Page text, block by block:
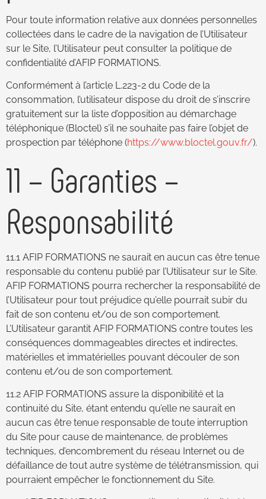
Pour toute information relative aux données personnelles
collectées dans le cadre de la navigation de l’Utilisateur
sur le Site, l’Utilisateur peut consulter la politique de
confidentialité d’AFIP FORMATIONS.
Conformément à l’article L.223-2 du Code de la
consommation, l’utilisateur dispose du droit de s’inscrire
gratuitement sur la liste d’opposition au démarchage
téléphonique (Bloctel) s’il ne souhaite pas faire l’objet de
prospection par téléphone (https://www.bloctel.gouv.fr/).
11 – Garanties –
Responsabilité
11.1 AFIP FORMATIONS ne saurait en aucun cas être tenue
responsable du contenu publié par l’Utilisateur sur le Site.
AFIP FORMATIONS pourra rechercher la responsabilité de
l’Utilisateur pour tout préjudice qu’elle pourrait subir du
fait de son contenu et/ou de son comportement.
L’Utilisateur garantit AFIP FORMATIONS contre toutes les
conséquences dommageables directes et indirectes,
matérielles et immatérielles pouvant découler de son
contenu et/ou de son comportement.
11.2 AFIP FORMATIONS assure la disponibilité et la
continuité du Site, étant entendu qu’elle ne saurait en
aucun cas être tenue responsable de toute interruption
du Site pour cause de maintenance, de problèmes
techniques, d’encombrement du réseau Internet ou de
défaillance de tout autre système de télétransmission, qui
pourraient empêcher le fonctionnement du Site.